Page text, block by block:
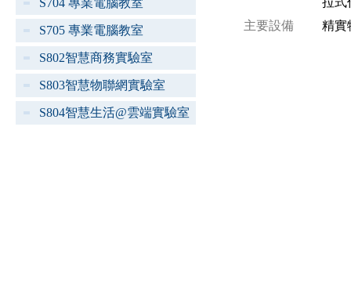
S704 專業電腦教室
S705 專業電腦教室
S802智慧商務實驗室
S803智慧物聯網實驗室
S804智慧生活@雲端實驗室
主要設備
精實